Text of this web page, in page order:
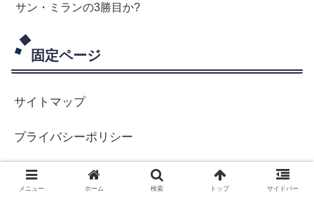
サン・ミランの3勝目か?
固定ページ
サイトマップ
プライバシーポリシー
プロフィール
メニュー ホーム 検索 トップ サイドバー